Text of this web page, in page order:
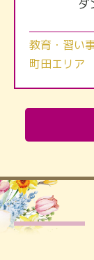
ダ
教育・習い
町田エリア